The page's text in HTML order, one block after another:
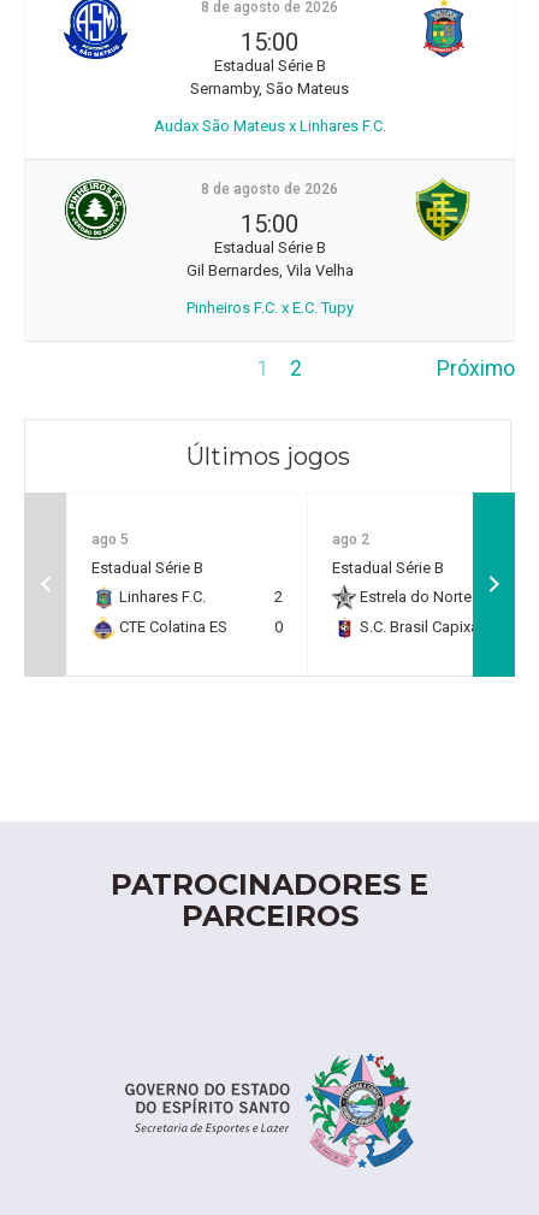
8 de agosto de 2026
15:00
Estadual Série B
Sernamby, São Mateus
Audax São Mateus x Linhares F.C.
8 de agosto de 2026
15:00
Estadual Série B
Gil Bernardes, Vila Velha
Pinheiros F.C. x E.C. Tupy
1 2 Próximo
Últimos jogos
ago 5
Estadual Série B
Linhares F.C.
2
CTE Colatina ES
0
ago 2
Estadual Série B
Estrela do Norte F.C.
S.C. Brasil Capixaba
PATROCINADORES E
PARCEIROS